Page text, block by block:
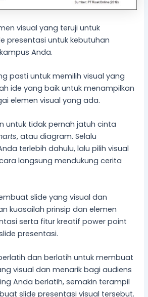
visual yang teruji untuk
presentasi untuk kebutuhan
Anda.
pasti untuk memilih visual yang
ide yang baik untuk menampilkan
elemen visual yang ada.
untuk tidak pernah jatuh cinta
, atau diagram. Selalu
terlebih dahulu, lalu pilih visual
langsung mendukung cerita
slide yang visual dan
kuasailah prinsip dan elemen
serta fitur kreatif power point
presentasi.
dan berlatih untuk membuat
visual dan menarik bagi audiens
Anda berlatih, semakin terampil
slide presentasi visual tersebut.